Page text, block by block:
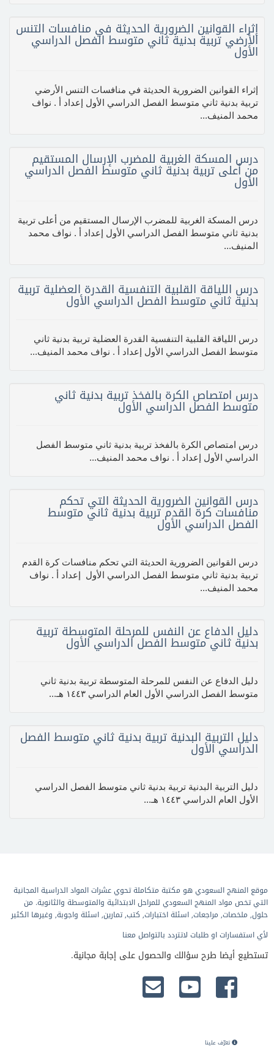
إثراء القوانين الضرورية الحديثة في منافسات التنس
الأرضي تربية بدنية ثاني متوسط الفصل الدراسي
الأول
إثراء القوانين الضرورية الحديثة في منافسات التنس الأرضي
تربية بدنية ثاني متوسط الفصل الدراسي الأول إعداد أ . نواف
محمد المنيف...
درس المسكة الغربية للمضرب الإرسال المستقيم
من أعلى تربية بدنية ثاني متوسط الفصل الدراسي
الأول
درس المسكة الغربية للمضرب الإرسال المستقيم من أعلى تربية
بدنية ثاني متوسط الفصل الدراسي الأول إعداد أ . نواف محمد
المنيف...
درس اللياقة القلبية التنفسية القدرة العضلية تربية
بدنية ثاني متوسط الفصل الدراسي الأول
درس اللياقة القلبية التنفسية القدرة العضلية تربية بدنية ثاني
متوسط الفصل الدراسي الأول إعداد أ . نواف محمد المنيف...
درس امتصاص الكرة بالفخذ تربية بدنية ثاني
متوسط الفصل الدراسي الأول
درس امتصاص الكرة بالفخذ تربية بدنية ثاني متوسط الفصل
الدراسي الأول إعداد أ . نواف محمد المنيف...
درس القوانين الضرورية الحديثة التي تحكم
منافسات كرة القدم تربية بدنية ثاني متوسط
الفصل الدراسي الأول
درس القوانين الضرورية الحديثة التي تحكم منافسات كرة القدم
تربية بدنية ثاني متوسط الفصل الدراسي الأول إعداد أ . نواف
محمد المنيف...
دليل الدفاع عن النفس للمرحلة المتوسطة تربية
بدنية ثاني متوسط الفصل الدراسي الأول
دليل الدفاع عن النفس للمرحلة المتوسطة تربية بدنية ثاني
متوسط الفصل الدراسي الأول العام الدراسي ١٤٤٣ هـ...
دليل التربية البدنية تربية بدنية ثاني متوسط الفصل
الدراسي الأول
دليل التربية البدنية تربية بدنية ثاني متوسط الفصل الدراسي
الأول العام الدراسي ١٤٤٣ هـ...
موقع المنهج السعودي هو مكتبة متكاملة تحوي عشرات المواد الدراسية المجانية
التي تخص مواد المنهج السعودي للمراحل الابتدائية والمتوسطة والثانوية. من
حلول, ملخصات, مراجعات, اسئلة اختبارات, كتب, تمارين, اسئلة واجوبة, وغيرها الكثير
لأي استفسارات او طلبات لاتتردد بالتواصل معنا
تستطيع أيضا طرح سؤالك والحصول على إجابة مجانية.
تعرّف علينا